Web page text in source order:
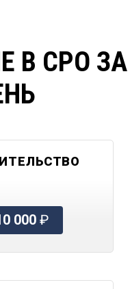
В СРО
000₽